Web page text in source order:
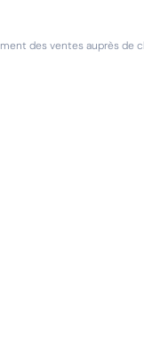
des ventes auprès de